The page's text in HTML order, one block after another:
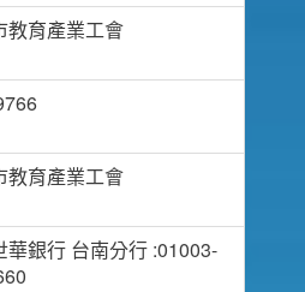
教育產業工會
教育產業工會
華銀行 台南分行 :01003-